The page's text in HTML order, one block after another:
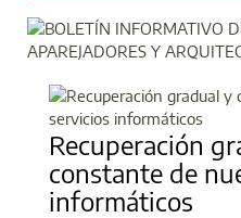
Recuperación
constante de
informáticos